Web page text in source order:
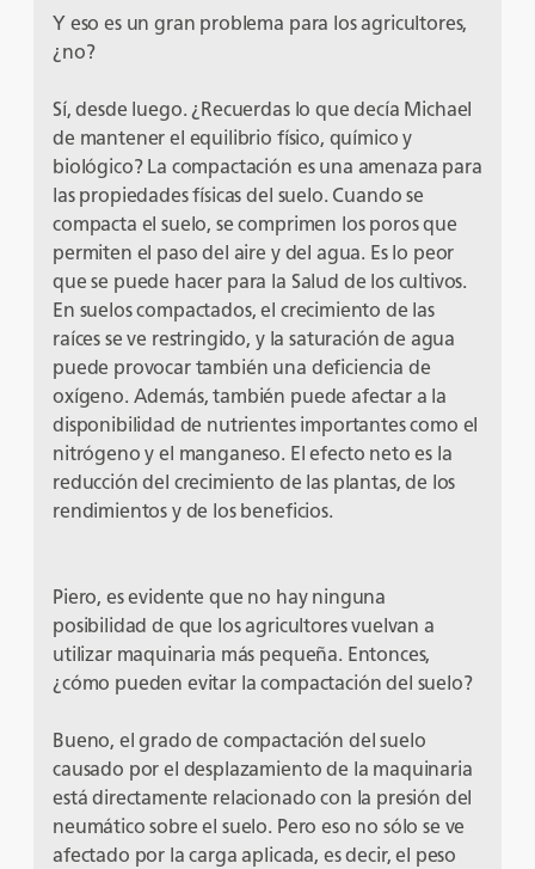
Y eso es un gran problema para los agricultores,
¿no?
Sí, desde luego. ¿Recuerdas lo que decía Michael
de mantener el equilibrio físico, químico y
biológico? La compactación es una amenaza para
las propiedades físicas del suelo. Cuando se
compacta el suelo, se comprimen los poros que
permiten el paso del aire y del agua. Es lo peor
que se puede hacer para la Salud de los cultivos.
En suelos compactados, el crecimiento de las
raíces se ve restringido, y la saturación de agua
puede provocar también una deficiencia de
oxígeno. Además, también puede afectar a la
disponibilidad de nutrientes importantes como el
nitrógeno y el manganeso. El efecto neto es la
reducción del crecimiento de las plantas, de los
rendimientos y de los beneficios.
Piero, es evidente que no hay ninguna
posibilidad de que los agricultores vuelvan a
utilizar maquinaria más pequeña. Entonces,
¿cómo pueden evitar la compactación del suelo?
Bueno, el grado de compactación del suelo
causado por el desplazamiento de la maquinaria
está directamente relacionado con la presión del
neumático sobre el suelo. Pero eso no sólo se ve
afectado por la carga aplicada, es decir, el peso